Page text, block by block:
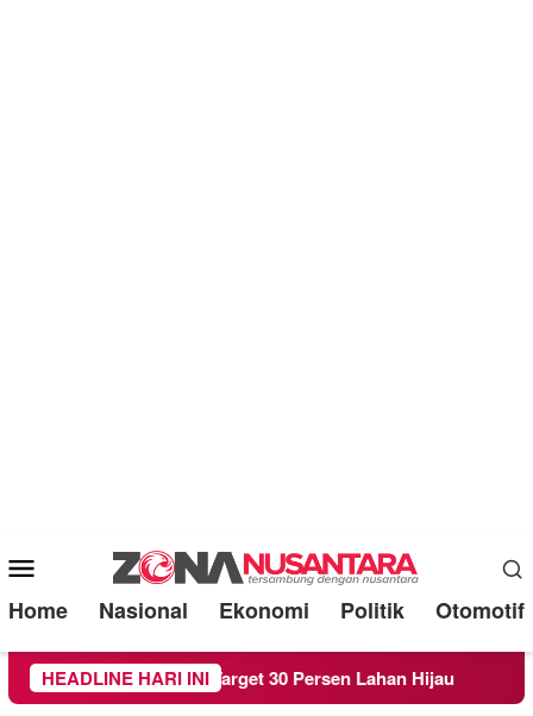
Mobile
Menu
Home Nasional Ekonomi Politik Otomotif
HEADLINE HARI INI
RTH demi Target 30 Persen Lahan Hijau